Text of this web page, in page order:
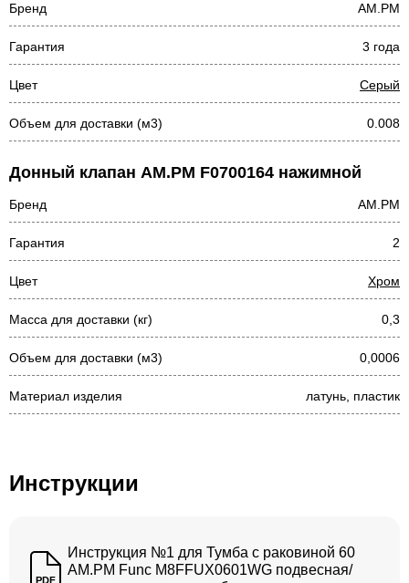
Бренд AM.PM
Гарантия 3 года
Цвет Серый
Объем для доставки (м3) 0.008
Донный клапан AM.PM F0700164 нажимной
Бренд AM.PM
Гарантия 2
Цвет Хром
Масса для доставки (кг) 0,3
Объем для доставки (м3) 0,0006
Материал изделия латунь, пластик
Инструкции
PDF
Инструкция №1 для Тумба с раковиной 60
AM.PM Func M8FFUX0601WG подвесная/